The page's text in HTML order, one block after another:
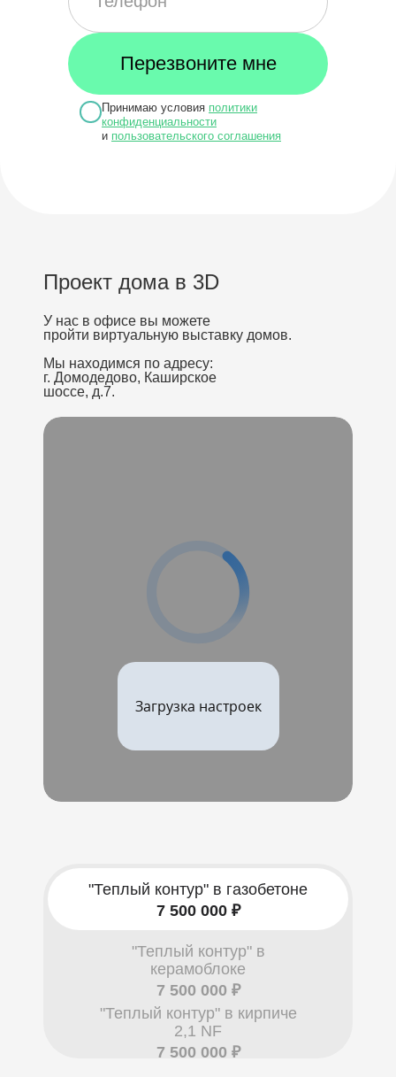
Принимаю условия политики
конфиденциальности
и пользовательского соглашения
Проект дома в 3D
У нас в офисе вы можете
пройти виртуальную выставку домов.
Мы находимся по адресу:
г. Домодедово, Каширское
шоссе, д.7.
Загрузка настроек
"Теплый контур" в газобетоне
7 500 000 ₽
"Теплый контур" в
керамоблоке
7 500 000 ₽
"Теплый контур" в кирпиче
2,1 NF
7 500 000 ₽